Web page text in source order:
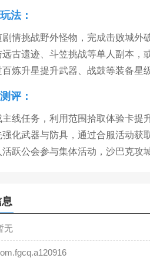
法：
剧情挑战野外怪物，完成击败城外
远古遗迹、斗笠挑战等单人副本，
炼升星提升武器、战鼓等装备星
评：
主线任务，利用范围拾取体验卡提
强化武器与防具，通过合服活动获
跃公会参与集体活动，沙巴克攻
无